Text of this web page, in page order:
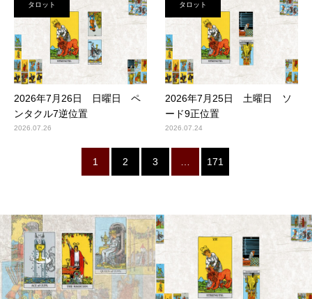
タロット
2026年7月26日 日曜日 ペ
ンタクル7逆位置
2026.07.26
タロット
2026年7月25日 土曜日 ソ
ード9正位置
2026.07.24
1 2 3 171